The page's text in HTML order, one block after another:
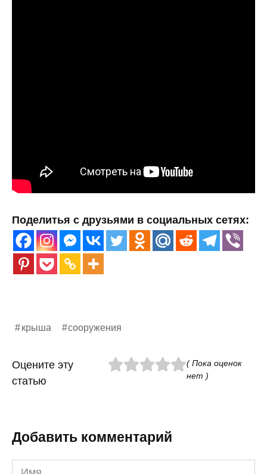
Поделитья с друзьями в социальных сетях:
крыша сооружения
Оцените эту
статью
( Пока оценок
нет )
Добавить комментарий
Имя